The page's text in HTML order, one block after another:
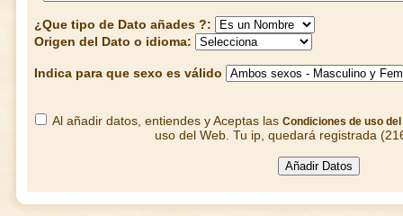
¿Que tipo de Dato añades ?:
Origen del Dato o idioma:
Indica para que sexo es válido
Al añadir datos, entiendes y Aceptas las Condiciones de uso del
uso del Web. Tu ip, quedará registrada